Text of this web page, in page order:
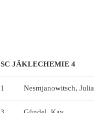
SC JÄKLECHEMIE 4
1 Nesmjanowitsch, Julia